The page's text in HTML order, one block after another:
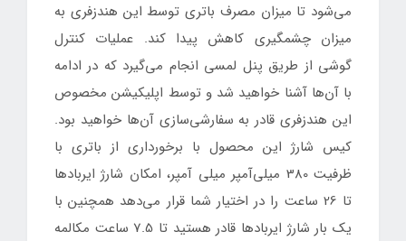
می‌شود تا میزان مصرف باتری توسط این هندزفری به
میزان چشمگیری کاهش پیدا کند. عملیات کنترل
گوشی از طریق پنل لمسی انجام می‌گیرد که در ادامه
با آن‌ها آشنا خواهید شد و توسط اپلیکیشن مخصوص
این هندزفری قادر به سفارشی‌سازی آن‌ها خواهید بود.
کیس شارژ این محصول با برخورداری از باتری با
ظرفیت 380 میلی‌آمپر میلی آمپر، امکان شارژ ایربادها
تا 26 ساعت را در اختیار شما قرار می‌دهد همچنین با
یک بار شارژ ایربادها قادر هستید تا 7.5 ساعت مکالمه